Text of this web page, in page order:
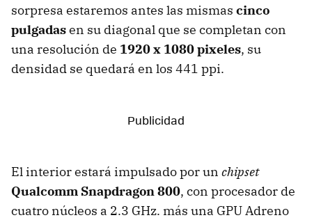
sorpresa estaremos antes las mismas cinco
pulgadasen su diagonal que se completan con
una resolución de 1920 x 1080 pixeles, su
densidad se quedará en los 441 ppi.
El interior estará impulsado por un chipset
Qualcomm Snapdragon 800, con procesador de
cuatro núcleos a 2.3 GHz. más una GPU Adreno